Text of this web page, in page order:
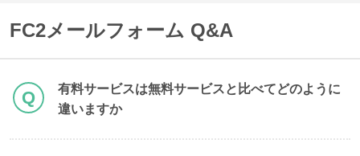
FC2メールフォーム Q&A
有料サービスは無料サービスと比べてどのように
違いますか